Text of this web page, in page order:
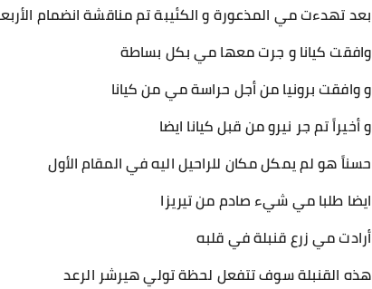
بعد تهدءت مي المذعورة و الكئيبة تم مناقشة انضمام
وافقت كيانا و جرت معها مي بكل بساطة
و وافقت برونيا من أجل حراسة مي من كيانا
و أخيراً تم جر نيرو من قبل كيانا ايضا
حسناً هو لم يمكل مكان للراحيل اليه في المقام الأول
ايضا طلبا مي شيء صادم من تيريزا
أرادت مي زرع قنبلة في قلبه
هذه القنبلة سوف تتفعل لحظة تولي هيرشر الرعد